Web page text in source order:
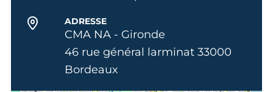
ADRESSE
CMA NA - Gironde
46 rue général larminat 33000
Bordeaux